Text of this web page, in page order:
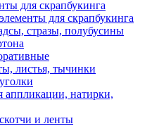
для скрапбукинга
для скрапбукинга
стразы, полубусины
листья, тычинки
аппликации, натирки,
и ленты